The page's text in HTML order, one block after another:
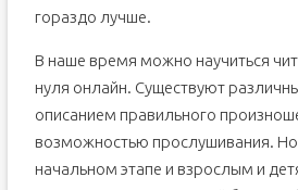
гораздо лучше.
В наше время можно научиться
нуля онлайн. Существуют
описанием правильного
возможностью прослушивания. Но
начальном этапе и взрослым и